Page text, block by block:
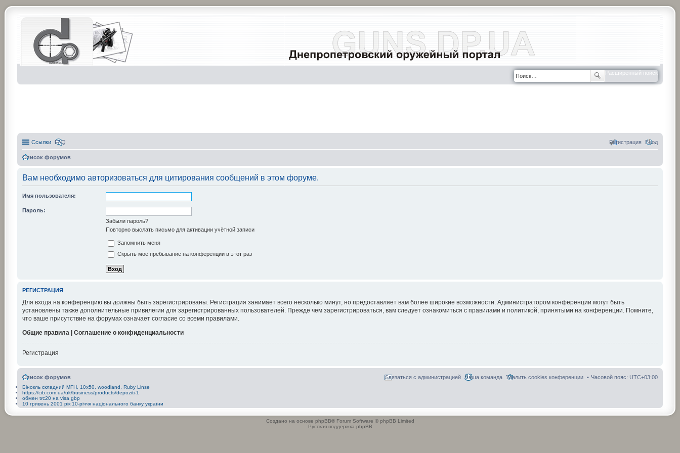
Расширенный поиск
Ссылки FAQ Вход
Регистрация
Список форумов
Вам необходимо авторизоваться для цитирования сообщений в этом форуме.
Имя пользователя:
Пароль:
Забыли пароль?
Повторно выслать письмо для активации учётной записи
Запомнить меня
Скрыть моё пребывание на конференции в этот раз
РЕГИСТРАЦИЯ
Для входа на конференцию вы должны быть зарегистрированы. Регистрация занимает всего несколько минут, но предоставляет вам более широкие возможности. Администратором конференции могут быть
установлены также дополнительные привилегии для зарегистрированных пользователей. Прежде чем зарегистрироваться, вам следует ознакомиться с правилами и политикой, принятыми на конференции. Помните,
что ваше присутствие на форумах означает согласие со всеми правилами.
Общие правила | Соглашение о конфиденциальности
Регистрация
Список форумов Часовой пояс: UTC+03:00
Удалить cookies конференции
Наша команда
Связаться с администрацией
Бінокль складний MFH, 10x50, woodland, Ruby Linse
https://cib.com.ua/uk/business/products/depoziti-1
обмен trc20 на visa gbp
10 гривень 2001 рік 10-річчя національного банку україни
Создано на основе phpBB® Forum Software © phpBB Limited
Русская поддержка phpBB